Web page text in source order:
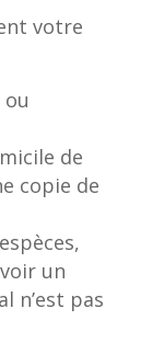
votre
de
copie de
un
n’est pas